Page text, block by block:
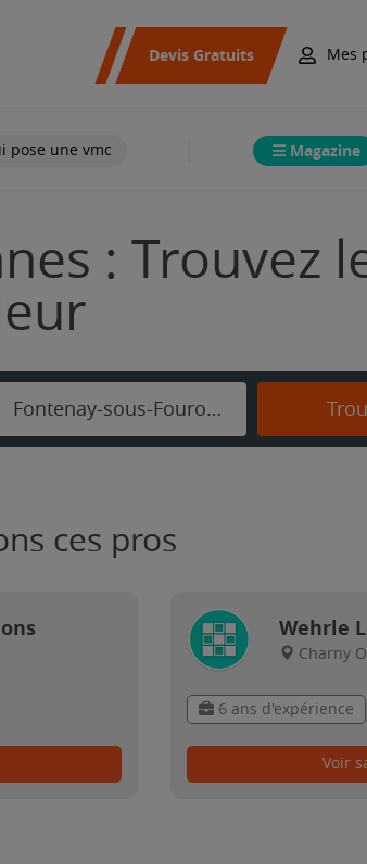
Devis Gratuits Mes
pose une vmc Magazine
: Trouvez
Fontenay-sous-Fouronnes
ces pros
Wehrle
Charny
6 ans d'expérience
Voir